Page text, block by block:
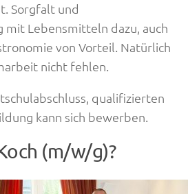
Sorgfalt und
Lebensmitteln dazu, auch
von Vorteil. Natürlich
nicht fehlen.
qualifizierten
kann sich bewerben.
(m/w/g)?